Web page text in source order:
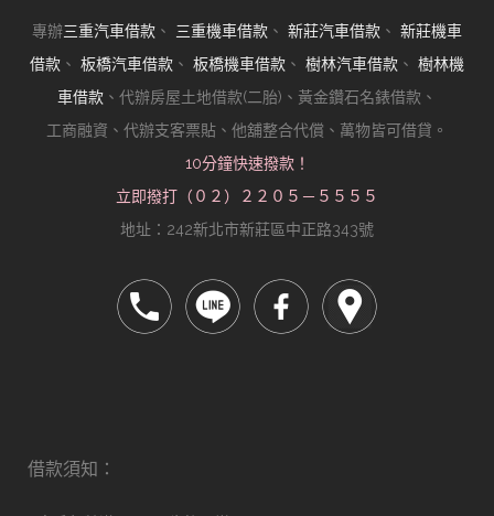
專辦三重汽車借款 、 三重機車借款 、 新莊汽車借款 、 新莊機車
借款 、 板橋汽車借款 、 板橋機車借款 、 樹林汽車借款 、 樹林機
車借款 、代辦房屋土地借款(二胎)、黃金鑽石名錶借款、
工商融資、代辦支客票貼、他舖整合代償、萬物皆可借貸。
10分鐘快速撥款！
立即撥打（０２）２２０５－５５５５
地址：242新北市新莊區中正路343號
借款須知：